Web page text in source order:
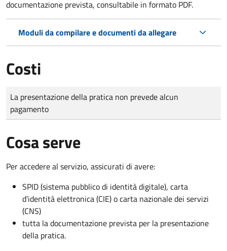
documentazione prevista, consultabile in formato PDF.
Moduli da compilare e documenti da allegare
Costi
Tipo di pagamento
Importo
La presentazione della pratica non prevede alcun
pagamento
Cosa serve
Per accedere al servizio, assicurati di avere:
SPID (sistema pubblico di identità digitale), carta
d’identità elettronica (CIE) o carta nazionale dei servizi
(CNS)
tutta la documentazione prevista per la presentazione
della pratica.